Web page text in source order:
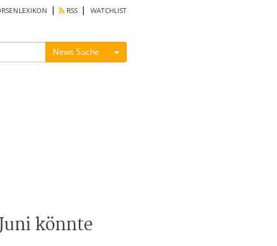
RSS WATCHLIST
News Suche Menü ein-/ausblenden
könnte